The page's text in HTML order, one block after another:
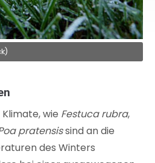
wie Festuca rubra,
pratensissind an die
des Winters